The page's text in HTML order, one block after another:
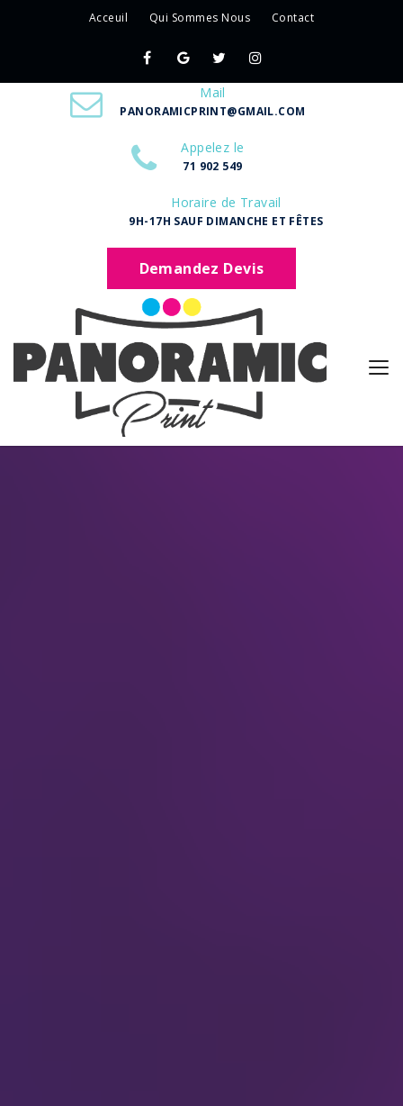
Acceuil Qui Sommes Nous Contact
Mail
PANORAMICPRINT@GMAIL.COM
Appelez le
71 902 549
Horaire de Travail
9H-17H SAUF DIMANCHE ET FÊTES
Demandez Devis